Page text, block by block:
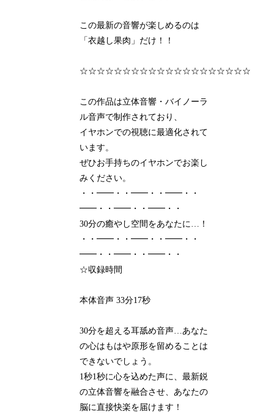
この最新の音響が楽しめるのは
「衣越し果肉」だけ！！
☆☆☆☆☆☆☆☆☆☆☆☆☆☆☆☆☆☆☆☆
この作品は立体音響・バイノーラ
ル音声で制作されており、
イヤホンでの視聴に最適化されて
います。
ぜひお手持ちのイヤホンでお楽し
みください。
・・━━・・━━・・━━・・
━━・・━━・・━━・・
30分の癒やし空間をあなたに…！
・・━━・・━━・・━━・・
━━・・━━・・━━・・
☆収録時間
本体音声 33分17秒
30分を超える耳舐め音声…あなた
の心はもはや原形を留めることは
できないでしょう。
1秒1秒に心を込めた声に、最新鋭
の立体音響を融合させ、あなたの
脳に直接快楽を届けます！